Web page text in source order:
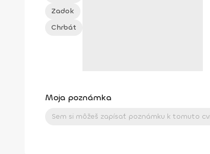
Zadok
Chrbát
Moja poznámka